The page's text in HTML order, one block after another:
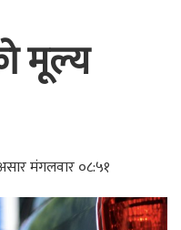
मूल्य
मंगलवार ०८:५१